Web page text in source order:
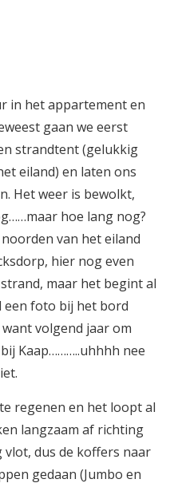
in het appartement en
gaan we eerst
strandtent (gelukkig
eiland) en laten ons
Het weer is bewolkt,
hoe lang nog?
van het eiland
hier nog even
maar het begint al
een foto bij het bord
volgend jaar om
Kaap………..uhhhh nee
regenen en het loopt al
langzaam af richting
vlot, dus de koffers naar
gedaan (Jumbo en